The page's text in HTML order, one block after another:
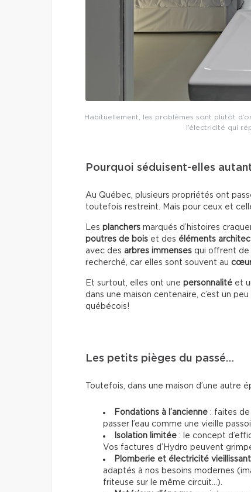
Habituellement, les problèmes sont plutôt
l’électricité qui
Pourquoi séduisent-elles
Au Québec, plusieurs propriétés ont
toutefois restreint. Mais pour ceux et
Les planchers marqués d’histoires
poutres de bois et des éléments
avec des arbres immenses qui offrent de
recherché, car elles sont souvent au cœur
Et surtout, elles ont une personnalité et
dans une maison centenaire, c’est un
québécois!
Les petits pièges du passé…
Toutefois, dans une maison d’une
Fondations à l’ancienne : faites
passer l’eau comme une vieille
Isolation limitée : le concept
Vos factures d’Hydro peuvent
Plomberie et électricité
adaptés à nos besoins modernes
friteuse sur le même circuit...).